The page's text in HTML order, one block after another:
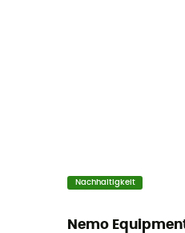
Nachhaltigkeit
Nemo